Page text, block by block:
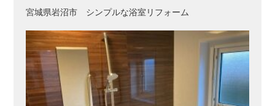
宮城県岩沼市 シンプルな浴室リフォーム